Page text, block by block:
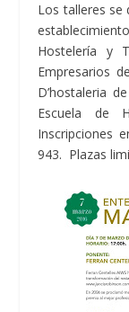
Los talleres se
Hostelería y
Empresarios
D’hostaleria
Escuela de
Inscripciones
943. Plazas